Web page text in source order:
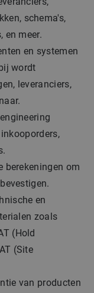
schema's,
en meer.
en systemen
wordt
leveranciers,
berekeningen om
en
zoals
(Hold
(Site
van producten